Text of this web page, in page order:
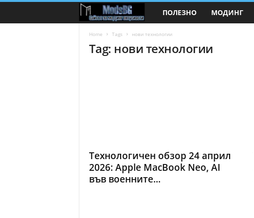
o
d
o
ПОЛЕЗНО МОДИНГ
Home Tags нови технологии
Tag: нови технологии
Технологичен обзор 24 април
2026: Apple MacBook Neo, AI
във военните...